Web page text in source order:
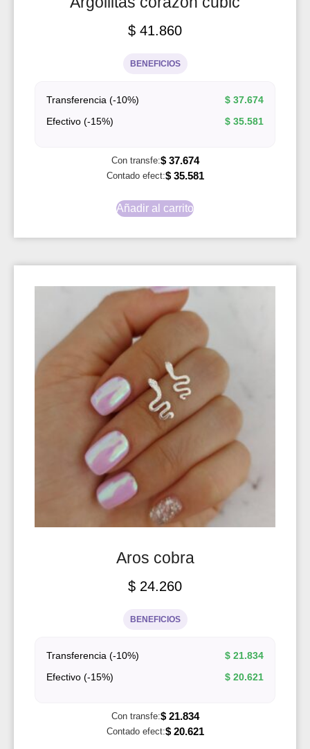
$ 41.860
BENEFICIOS
Transferencia (-10%) $ 37.674
Efectivo (-15%)
$ 35.581
Con transfe:$37.674
Contado efect:$35.581
Añadir al carrito
Aros cobra
$ 24.260
BENEFICIOS
Transferencia (-10%) $ 21.834
Efectivo (-15%)
$ 20.621
Con transfe:$21.834
Contado efect:$20.621